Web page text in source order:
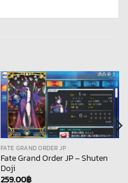
FATE GRAND ORDER JP
Fate Grand Order JP – Shuten
Doji
259.00฿